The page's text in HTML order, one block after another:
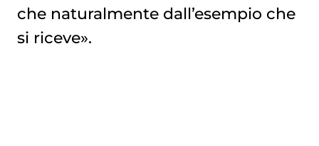
che naturalmente dall’esempio che
si riceve».